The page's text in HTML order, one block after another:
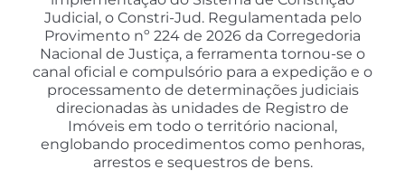
Judicial, o Constri-Jud. Regulamentada pelo
Provimento nº 224 de 2026 da Corregedoria
Nacional de Justiça, a ferramenta tornou-se o
canal oficial e compulsório para a expedição e o
processamento de determinações judiciais
direcionadas às unidades de Registro de
Imóveis em todo o território nacional,
englobando procedimentos como penhoras,
arrestos e sequestros de bens.